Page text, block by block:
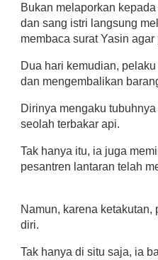
Bukan melaporkan
dan sang istri langsung
membaca surat Yasin
Dua hari kemudian,
dan mengembalikan
Dirinya mengaku
seolah terbakar api.
Tak hanya itu, ia juga
pesantren lantaran telah
Namun, karena
diri.
Tak hanya di situ saja, ia